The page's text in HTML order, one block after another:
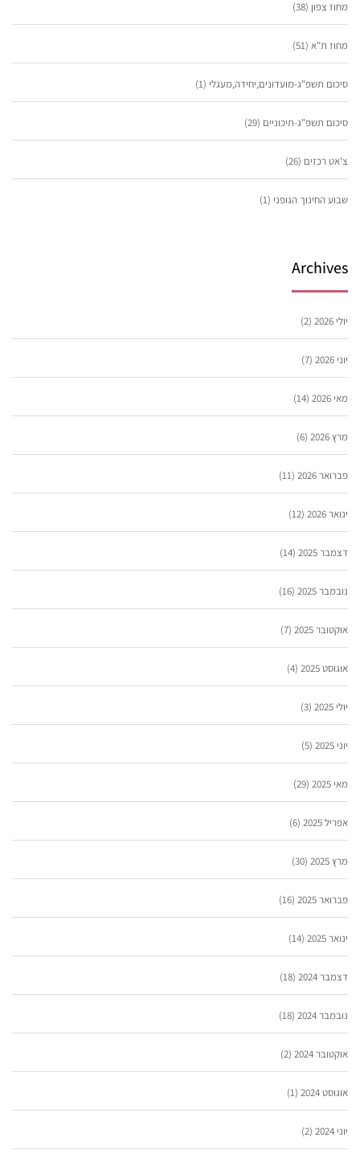
מחוז צפון (38)
מחוז ת"א (51)
סיכום תשפ"ג-מועדונים,יחידה,מעגלי (1)
סיכום תשפ"ג-תיכוניים (29)
צ'אט רכזים (26)
שבוע החינוך הגופני (1)
Archives
יולי 2026 (2)
יוני 2026 (7)
מאי 2026 (14)
מרץ 2026 (6)
פברואר 2026 (11)
ינואר 2026 (12)
דצמבר 2025 (14)
נובמבר 2025 (16)
אוקטובר 2025 (7)
אוגוסט 2025 (4)
יולי 2025 (3)
יוני 2025 (5)
מאי 2025 (29)
אפריל 2025 (6)
מרץ 2025 (30)
פברואר 2025 (16)
ינואר 2025 (14)
דצמבר 2024 (18)
נובמבר 2024 (18)
אוקטובר 2024 (2)
אוגוסט 2024 (1)
יוני 2024 (2)